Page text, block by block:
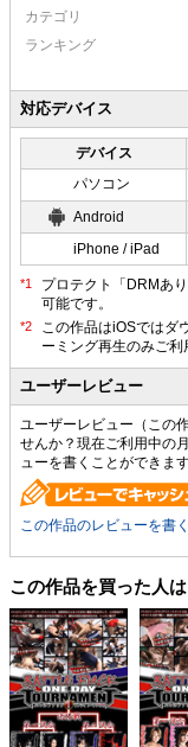
カテゴリ
ランキング
対応デバイス
デバイス
パソコン
Android
iPhone / iPad
プロテクト「DRMあ
可能です。
ユーザーレビュー
ユーザーレビュー（この
せんか？現在ご利用中の
ューを書くことができます
この作品のレビューを書く
この作品を買った人